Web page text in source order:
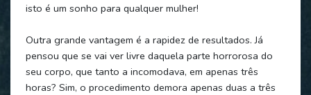
isto é um sonho para qualquer mulher!
Outra grande vantagem é a rapidez de resultados. Já
pensou que se vai ver livre daquela parte horrorosa do
seu corpo, que tanto a incomodava, em apenas três
horas? Sim, o procedimento demora apenas duas a três